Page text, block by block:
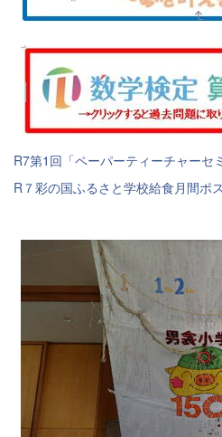
R7第1回「ペーパーティーチャーセ
R７彩の国ふるさと学校給食月間ポ